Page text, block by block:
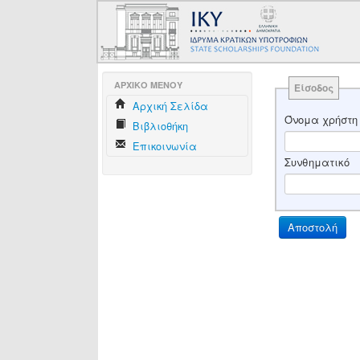
AΡΧΙΚΟ ΜΕΝΟΥ
Aρχική Σελίδα
Βιβλιοθήκη
Επικοινωνία
Είσοδος
Όνομα χρήστη
Συνθηματικό